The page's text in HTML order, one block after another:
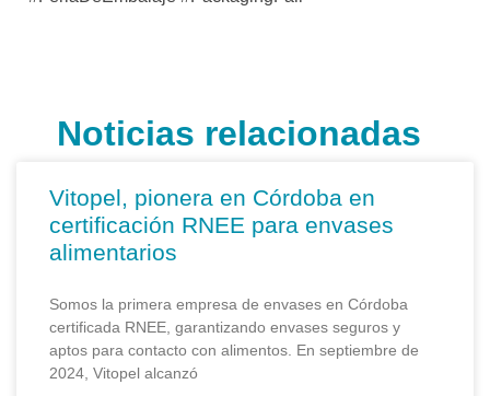
Noticias relacionadas
Vitopel, pionera en Córdoba en
certificación RNEE para envases
alimentarios
Somos la primera empresa de envases en Córdoba
certificada RNEE, garantizando envases seguros y
aptos para contacto con alimentos. En septiembre de
2024, Vitopel alcanzó